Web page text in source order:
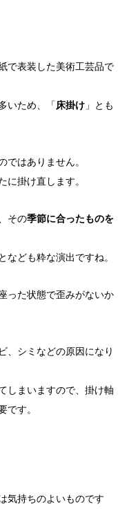
で表装した美術工芸品で
いため、「 床掛け 」とも
ではありません。
に掛け直します。
その季節に合ったものを
なども粋な演出ですね。
った状態で歪みがないか
、シミなどの原因になり
しまいますので、掛け軸
です。
気持ちのよいものです